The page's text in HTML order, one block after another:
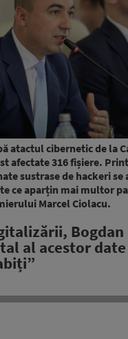
atactul cibernetic de la
afectate 316 fișiere.
sustrase de hackeri se
ce aparțin mai multor
Marcel Ciolacu.
Bogdan
al acestor date